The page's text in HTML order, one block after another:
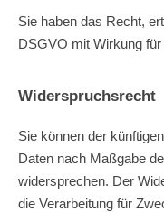
Sie haben das Recht,
DSGVO mit Wirkung
Widerspruchsrecht
Sie können der
Daten nach Maßgabe
widersprechen. Der
die Verarbeitung für